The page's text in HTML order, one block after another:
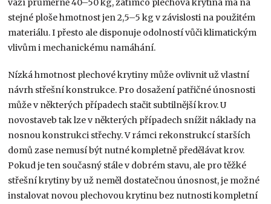
váží průměrně 40–50 kg, zatímco plechová krytina má na
stejné ploše hmotnost jen 2,5–5 kg v závislosti na použitém
materiálu. I přesto ale disponuje odolností vůči klimatickým
vlivům i mechanickému namáhání.
Nízká hmotnost plechové krytiny může ovlivnit už vlastní
návrh střešní konstrukce. Pro dosažení patřičné únosnosti
může v některých případech stačit subtilnější krov. U
novostaveb tak lze v některých případech snížit náklady na
nosnou konstrukci střechy. V rámci rekonstrukcí starších
domů zase nemusí být nutné kompletně předělávat krov.
Pokud je ten současný stále v dobrém stavu, ale pro těžké
střešní krytiny by už neměl dostatečnou únosnost, je možné
instalovat novou plechovou krytinu bez nutnosti kompletní